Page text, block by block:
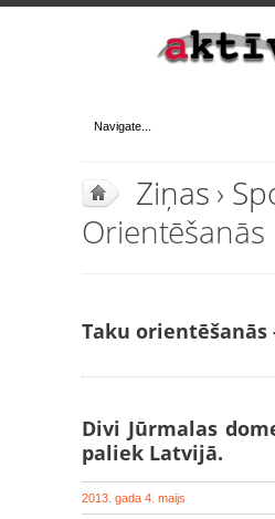
Ziņas ›
Orientēšanās
Taku orientēšanās -
Divi Jūrmalas
paliek Latvijā.
2013. gada 4. maijs